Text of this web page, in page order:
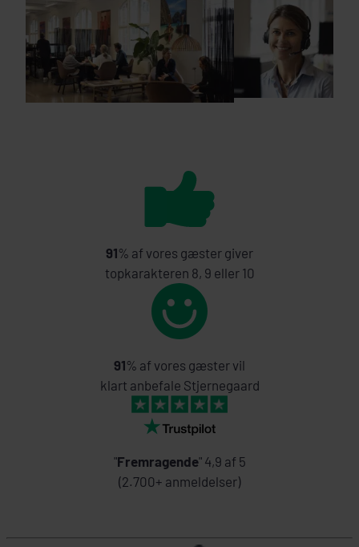
91% af vores gæster giver
topkarakteren 8, 9 eller 10
91% af vores gæster vil
klart anbefale Stjernegaard
"Fremragende" 4,9 af 5
(2.700+ anmeldelser)